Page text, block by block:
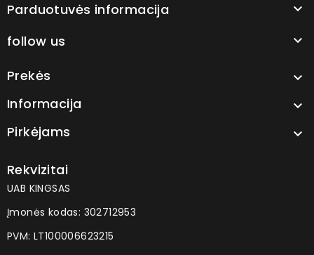
Parduotuvės informacija 
follow us 
Prekės 
Informacija 
Pirkėjams 
Rekvizitai
UAB KINGSAS
Įmonės kodas: 302712953
PVM: LT100006623215